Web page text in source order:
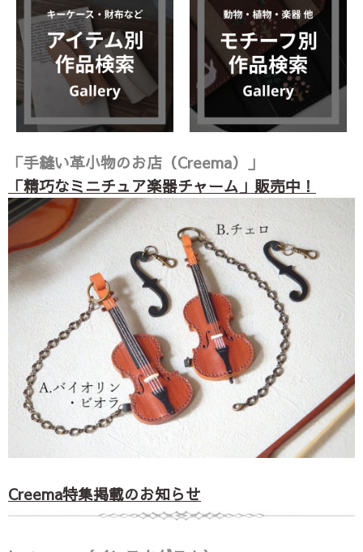
「手縫い革小物のお店（Creema）」
「精巧なミニチュア楽器チャーム」販売中！
Creema特集掲載のお知らせ